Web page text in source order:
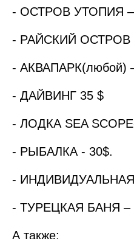
- ОСТРОВ УТОПИЯ –
- РАЙСКИЙ ОСТРОВ
- АКВАПАРК(любой)
- ДАЙВИНГ 35 $
- ЛОДКА SEA
- РЫБАЛКА - 30$.
- ИНДИВИДУАЛЬНАЯ
- ТУРЕЦКАЯ БАНЯ –
А также: